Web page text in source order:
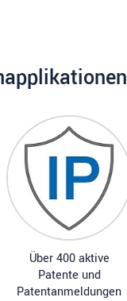
Über 400 aktive
Patente und
Patentanmeldungen